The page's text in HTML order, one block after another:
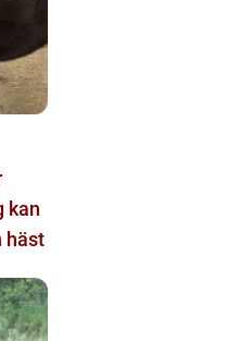
kan
häst